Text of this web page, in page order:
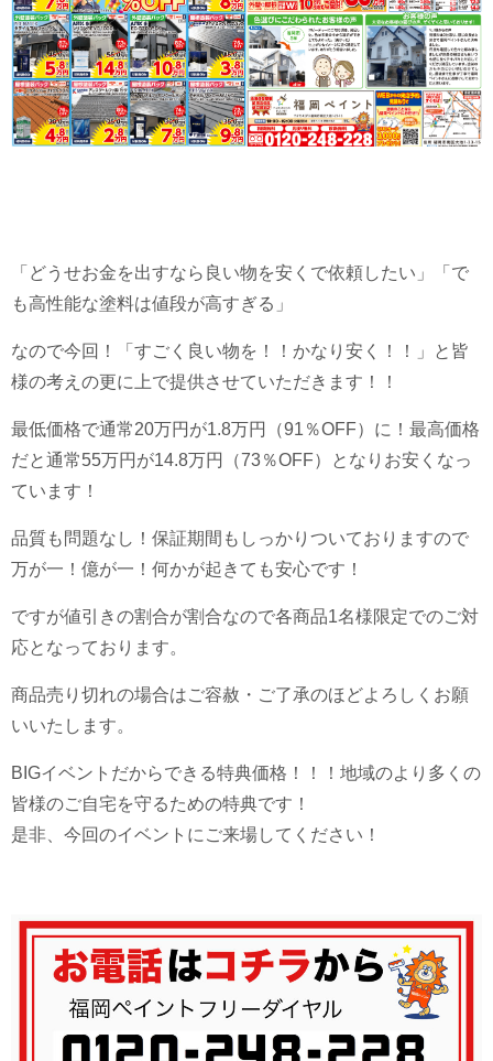
「どうせお金を出すなら良い物を安くで依頼したい」「で
も高性能な塗料は値段が高すぎる」
なので今回！「すごく良い物を！！かなり安く！！」と皆
様の考えの更に上で提供させていただきます！！
最低価格で通常20万円が1.8万円（91％OFF）に！最高価格
だと通常55万円が14.8万円（73％OFF）となりお安くなっ
ています！
品質も問題なし！保証期間もしっかりついておりますので
万が一！億が一！何かが起きても安心です！
ですが値引きの割合が割合なので各商品1名様限定でのご対
応となっております。
商品売り切れの場合はご容赦・ご了承のほどよろしくお願
いいたします。
BIGイベントだからできる特典価格！！！地域のより多くの
皆様のご自宅を守るための特典です！
是非、今回のイベントにご来場してください！